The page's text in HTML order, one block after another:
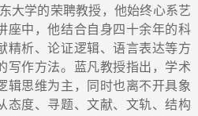
大学的荣聘教授，他始终心系艺
座中，他结合自身四十余年的科
精析、论证逻辑、语言表达等方
写作方法。蓝凡教授指出，学术
辑思维为主，同时也离不开具象
态度、寻题、文献、文轨、结构